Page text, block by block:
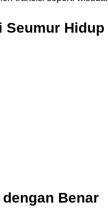
Seumur Hidup
Benar